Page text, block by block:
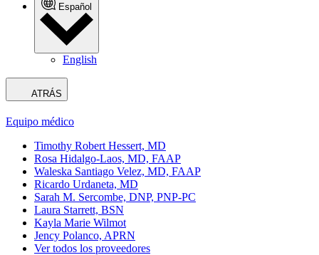
Español
English
ATRÁS
Equipo médico
Timothy Robert Hessert, MD
Rosa Hidalgo-Laos, MD, FAAP
Waleska Santiago Velez, MD, FAAP
Ricardo Urdaneta, MD
Sarah M. Sercombe, DNP, PNP-PC
Laura Starrett, BSN
Kayla Marie Wilmot
Jency Polanco, APRN
Ver todos los proveedores